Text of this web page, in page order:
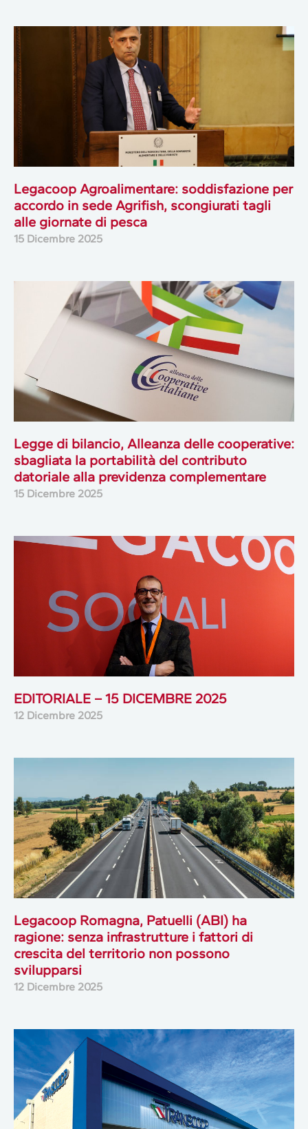
Legacoop Agroalimentare: soddisfazione per
accordo in sede Agrifish, scongiurati tagli
alle giornate di pesca
15 Dicembre 2025
Legge di bilancio, Alleanza delle cooperative:
sbagliata la portabilità del contributo
datoriale alla previdenza complementare
15 Dicembre 2025
EDITORIALE – 15 DICEMBRE 2025
12 Dicembre 2025
Legacoop Romagna, Patuelli (ABI) ha
ragione: senza infrastrutture i fattori di
crescita del territorio non possono
svilupparsi
12 Dicembre 2025